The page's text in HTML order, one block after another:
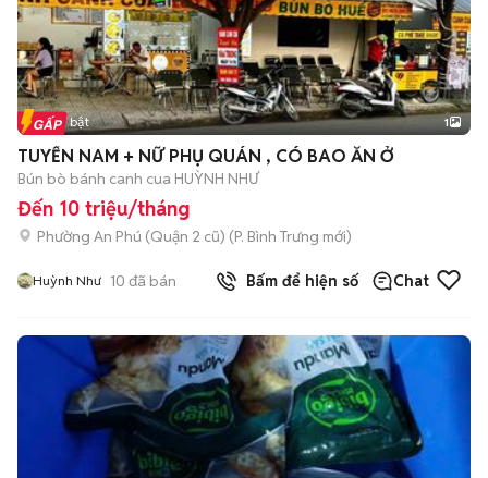
Tin nổi bật 1
TUYỂN NAM + NỮ PHỤ QUÁN , CÓ BAO ĂN Ở
Bún bò bánh canh cua HUỲNH NHƯ
Đến 10 triệu/tháng
Phường An Phú (Quận 2 cũ) (P. Bình Trưng mới)
Huỳnh Như 10 đã bán Bấm để hiện số Chat